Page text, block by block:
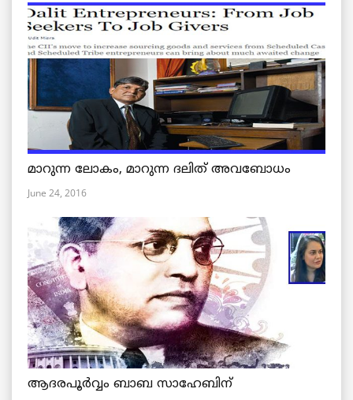
മാറുന്ന ലോകം, മാറുന്ന ദലിത് അവബോധം
June 24, 2016
ആദരപൂര്‍വ്വം ബാബ സാഹേബിന്